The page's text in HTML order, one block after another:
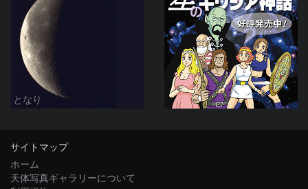
となり
サイトマップ
ホーム
天体写真ギャラリーについて